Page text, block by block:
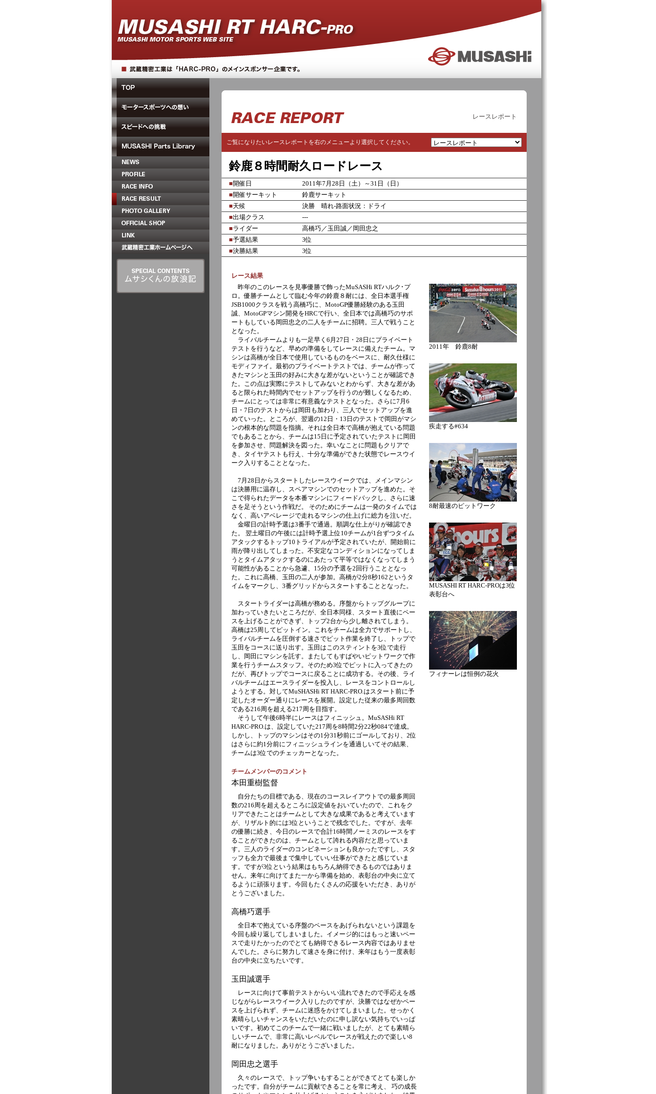
レースレポート
ご覧になりたいレースレポートを右のメニューより選択してください。
鈴鹿８時間耐久ロードレース
■開催日
2011年7月28日（土）～31日（日）
■開催サーキット
鈴鹿サーキット
■天候
決勝 晴れ-路面状況：ドライ
■出場クラス
---
■ライダー
高橋巧／玉田誠／岡田忠之
■予選結果
3位
■決勝結果 3位
レース結果
昨年のこのレースを見事優勝で飾ったMuSASHi RTハルク･プ
ロ。優勝チームとして臨む今年の鈴鹿８耐には、全日本選手権
JSB1000クラスを戦う高橋巧に、MotoGP優勝経験のある玉田
誠、MotoGPマシン開発をHRCで行い、全日本では高橋巧のサポ
ートもしている岡田忠之の二人をチームに招聘。三人で戦うこと
となった。
ライバルチームよりも一足早く6月27日・28日にプライベート
テストを行うなど、早めの準備をしてレースに備えたチーム。マ
シンは高橋が全日本で使用しているものをベースに、耐久仕様に
モディファイ。最初のプライベートテストでは、チームが作って
きたマシンと玉田の好みに大きな差がないということが確認でき
た。この点は実際にテストしてみないとわからず、大きな差があ
ると限られた時間内でセットアップを行うのが難しくなるため、
チームにとっては非常に有意義なテストとなった。さらに7月6
日・7日のテストからは岡田も加わり、三人でセットアップを進
めていった。ところが、翌週の12日・13日のテストで岡田がマシ
ンの根本的な問題を指摘。それは全日本で高橋が抱えている問題
でもあることから、チームは15日に予定されていたテストに岡田
を参加させ、問題解決を図った。幸いなことに問題もクリアで
き、タイヤテストも行え、十分な準備ができた状態でレースウイ
ーク入りすることとなった。
7月28日からスタートしたレースウイークでは、メインマシン
は決勝用に温存し、スペアマシンでのセットアップを進めた。そ
こで得られたデータを本番マシンにフィードバックし、さらに速
さを足そうという作戦だ。 そのためにチームは一発のタイムでは
なく、高いアベレージで走れるマシンの仕上げに総力を注いだ。
金曜日の計時予選は3番手で通過。順調な仕上がりが確認でき
た。 翌土曜日の午後には計時予選上位10チームが1台ずつタイム
アタックするトップ10トライアルが予定されていたが、開始前に
雨が降り出してしまった。不安定なコンディションになってしま
うとタイムアタックするのにあたって平等ではなくなってしまう
可能性があることから急遽、15分の予選を2回行うこととなっ
た。これに高橋、玉田の二人が参加。高橋が2分8秒162というタ
イムをマークし、3番グリッドからスタートすることとなった。
スタートライダーは高橋が務める。序盤からトップグループに
加わっていきたいところだが、全日本同様、スタート直後にペー
スを上げることができず、トップ2台から少し離されてしまう。
高橋は25周してピットイン。これをチームは全力でサポートし、
ライバルチームを圧倒する速さでピット作業を終了し、トップで
玉田をコースに送り出す。玉田はこのスティントを3位で走行
し、岡田にマシンを託す。またしてもすばやいピットワークで作
業を行うチームスタッフ。そのため3位でピットに入ってきたの
だが、再びトップでコースに戻ることに成功する。その後、ライ
バルチームはエースライダーを投入し、レースをコントロールし
ようとする。対してMuSHASHi RT HARC-PRO.はスタート前に予
定したオーダー通りにレースを展開。設定した従来の最多周回数
である216周を超える217周を目指す。
そうして午後6時半にレースはフィニッシュ。MuSASHi RT
HARC-PRO.は、設定していた217周を8時間2分22秒084で達成。
しかし、トップのマシンはその1分31秒前にゴールしており、2位
はさらに約1分前にフィニッシュラインを通過しいてその結果、
チームは3位でのチェッカーとなった。
チームメンバーのコメント
本田重樹監督
自分たちの目標である、現在のコースレイアウトでの最多周回
数の216周を超えるところに設定値をおいていたので、これをク
リアできたことはチームとして大きな成果であると考えています
が、リザルト的には3位ということで残念でした。ですが、去年
の優勝に続き、今日のレースで合計16時間ノーミスのレースをす
ることができたのは、チームとして誇れる内容だと思っていま
す。三人のライダーのコンビネーションも良かったですし、スタ
ッフも全力で最後まで集中していい仕事ができたと感じていま
す。ですが3位という結果はもちろん納得できるものではありま
せん。来年に向けてまた一から準備を始め、表彰台の中央に立て
るように頑張ります。今回もたくさんの応援をいただき、ありが
とうございました。
高橋巧選手
全日本で抱えている序盤のペースをあげられないという課題を
今回も繰り返してしまいました。イメージ的にはもっと速いペー
スで走りたかったのでとても納得できるレース内容ではありませ
んでした。さらに努力して速さを身に付け、来年はもう一度表彰
台の中央に立ちたいです。
玉田誠選手
レースに向けて事前テストからいい流れできたので手応えを感
じながらレースウイーク入りしたのですが、決勝ではなぜかペー
スを上げられず、チームに迷惑をかけてしまいました。せっかく
素晴らしいチャンスをいただいたのに申し訳ない気持ちでいっぱ
いです。初めてこのチームで一緒に戦いましたが、とても素晴ら
しいチームで、非常に高いレベルでレースが戦えたので楽しい8
耐になりました。ありがとうございました。
岡田忠之選手
久々のレースで、トップ争いもすることができてとても楽しか
ったです。自分がチームに貢献できることを常に考え、 巧の成長
2011年 鈴鹿8耐
疾走する#634
8耐最速のピットワーク
MUSASHI RT HARC-PROは3位
表彰台へ
フィナーレは恒例の花火